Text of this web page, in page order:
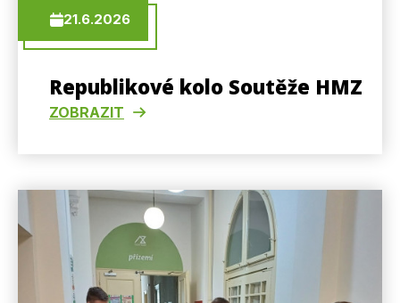
21.6.2026
Republikové kolo Soutěže HMZ
ZOBRAZIT